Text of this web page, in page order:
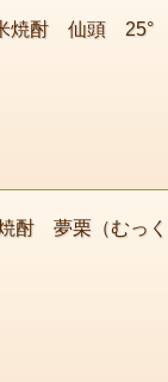
焼酎 仙頭 25°
焼酎 夢栗（むっ